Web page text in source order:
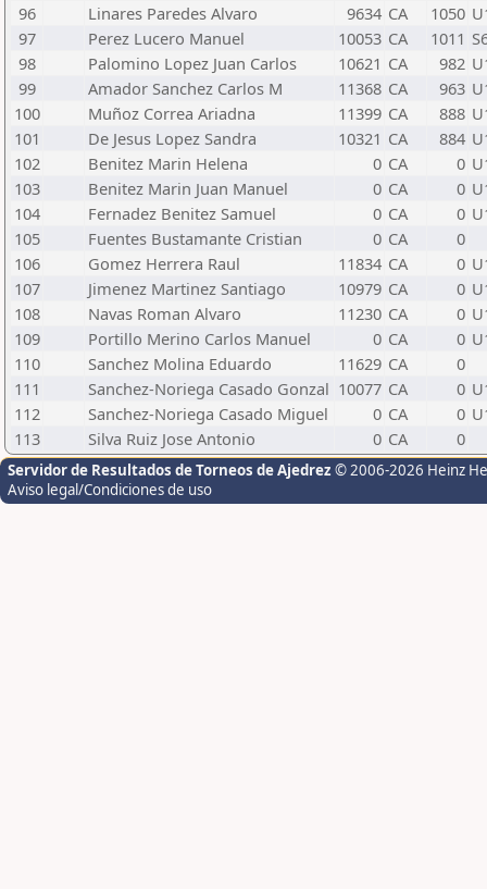
96
Linares Paredes Alvaro 9634 CA 1050
97
Perez Lucero Manuel 10053 CA 1011
98
Palomino Lopez Juan Carlos 10621 CA 982
99
Amador Sanchez Carlos M 11368 CA 963
100
Muñoz Correa Ariadna 11399 CA 888
101
De Jesus Lopez Sandra 10321 CA 884
102
Benitez Marin Helena 0 CA 0
103
Benitez Marin Juan Manuel 0 CA 0
104
Fernadez Benitez Samuel 0 CA 0
105
Fuentes Bustamante Cristian 0 CA
0
106
Gomez Herrera Raul 11834 CA 0
107
Jimenez Martinez Santiago 10979 CA 0
108
Navas Roman Alvaro 11230 CA 0
109
Portillo Merino Carlos Manuel 0 CA 0
110
Sanchez Molina Eduardo 11629 CA
0
111
Sanchez-Noriega Casado Gonzal 10077 CA 0
112
Sanchez-Noriega Casado Miguel 0 CA 0
113
Silva Ruiz Jose Antonio 0 CA 0
Servidor de Resultados de Torneos de Ajedrez © 2006-2026 Heinz
Aviso legal/Condiciones de uso